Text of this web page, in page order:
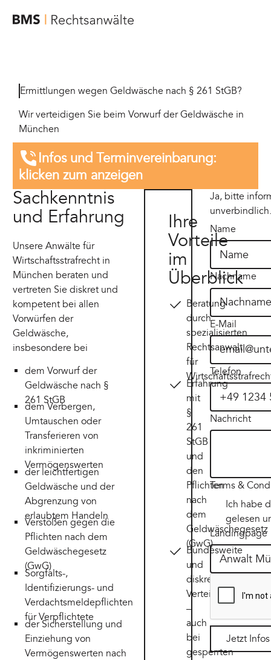
Ermittlungen wegen Geldwäsche nach § 261 StGB?
Wir verteidigen Sie beim Vorwurf der Geldwäsche in
München
Infos und Termin­vereinbarung:
klicken zum anzeigen
Sachkenntnis
und Erfahrung
Unsere Anwälte für
Wirtschaftsstrafrecht in
München beraten und
vertreten Sie diskret und
kompetent bei allen
Vorwürfen der
Geldwäsche,
insbesondere bei
dem Vorwurf der
Geldwäsche nach §
261 StGB
dem Verbergen,
Umtauschen oder
Transferieren von
inkriminierten
Vermögenswerten
der leichtfertigen
Geldwäsche und der
Abgrenzung von
erlaubtem Handeln
Verstößen gegen die
Pflichten nach dem
Geldwäschegesetz
(GwG)
Sorgfalts-,
Identifizierungs- und
Verdachtsmeldepflichten
für Verpflichtete
der Sicherstellung und
Einziehung von
Vermögenswerten nach
Ihre
Vorteile
im
Überblick
Beratung
durch
spezialisierten
Rechtsanwalt
für
Erfahrung
mit
§
261
StGB
und
den
Pflichten
nach
dem
Geldwäschegesetz
(GwG)
Bundesweite
und
diskrete
Verteidigung
–
auch
bei
gesperrten
Ja, bitte
unverbindlich.
Name
Nachname
E-Mail
Telefon
Nachricht
Terms &
Ich habe
gelesen
Landingpage
Jetzt Infos
Jetzt